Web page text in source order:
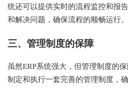
统还可以提供实时的流程监控和报
和解决问题，确保流程的顺畅运行。
三、管理制度的保障
虽然ERP系统强大，但管理制度的
制定和执行一套完善的管理制度，